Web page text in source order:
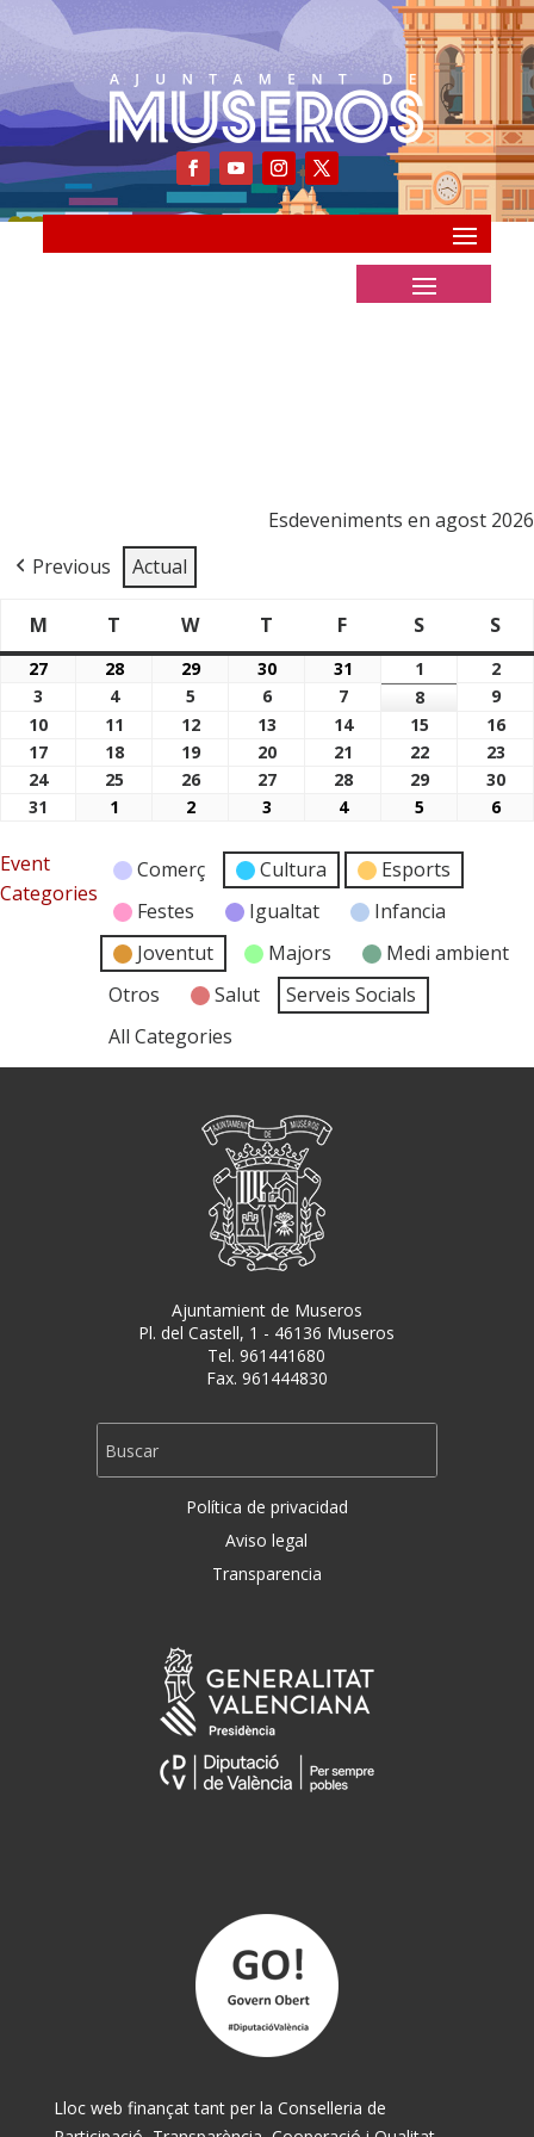
Esdeveniments en agost 2026
Previous
Actual
M
Dilluns
T Dimarts
WDimecres
T F Divendres
S Dissabte
S
27 27/07/2026
28 28/07/2026
2929/07/2026
30 30/07/2026
31 31/07/2026
1 01/08/2026
2
3
03/08/2026
404/08/2026
5 05/08/2026
6 06/08/2026
7 07/08/2026
808/08/2026
9
10 10/08/2026
11 11/08/2026
12 12/08/2026
13 13/08/2026
1414/08/2026
15 15/08/2026
16
17 17/08/2026
18 18/08/2026
19 19/08/2026
20 20/08/2026
21 21/08/2026
22 22/08/2026
23
24 24/08/2026
25 25/08/2026
26 26/08/2026
27 27/08/2026
28 28/08/2026
29 29/08/2026
30
31
31/08/2026
1 01/09/2026
2 02/09/2026
3 03/09/2026
404/09/2026
5 05/09/2026
606/
Event
Categories
Comerç Cultura
Esports
Festes
Igualtat
Infancia
Joventut
Majors
Medi ambient
Otros
Salut
Serveis Socials
All Categories
Ajuntamient de Museros
Pl. del Castell, 1 - 46136 Museros
Tel. 961441680
Fax. 961444830
Política de privacidad
Aviso legal
Transparencia
Lloc web finançat tant per la Conselleria de